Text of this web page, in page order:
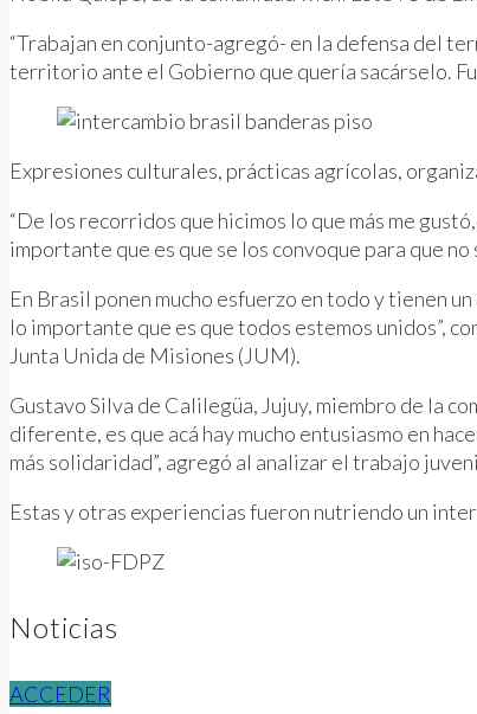
“Trabajan en conjunto-agregó- en la defensa del
territorio ante el Gobierno que quería sacárselo.
Expresiones culturales, prácticas agrícolas,
“De los recorridos que hicimos lo que más me
importante que es que se los convoque para que
En Brasil ponen mucho esfuerzo en todo y tienen
lo importante que es que todos estemos unidos”,
Junta Unida de Misiones (JUM).
Gustavo Silva de Calilegüa, Jujuy, miembro de la
diferente, es que acá hay mucho entusiasmo en
más solidaridad”, agregó al analizar el trabajo
Estas y otras experiencias fueron nutriendo un
Noticias
ACCEDER